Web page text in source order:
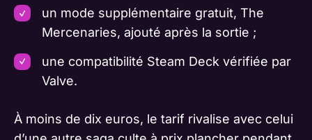
un mode supplémentaire gratuit, The
Mercenaries, ajouté après la sortie ;
une compatibilité Steam Deck vérifiée par
Valve.
À moins de dix euros, le tarif rivalise avec celui